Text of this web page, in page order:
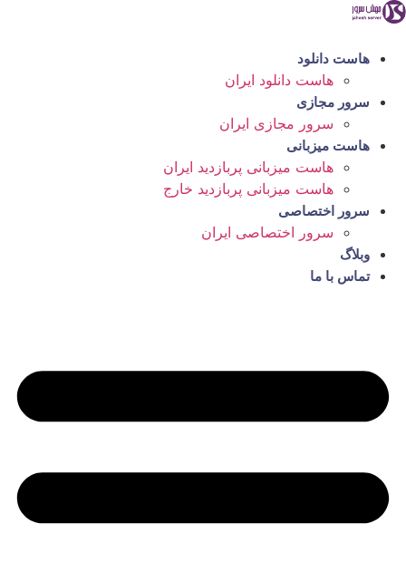
پرش
محتوا
هاست دانلود
هاست دانلود ایران
سرور مجازی
سرور مجازی ایران
هاست میزبانی
هاست میزبانی پربازدید ایران
هاست میزبانی پربازدید خارج
سرور اختصاصی
سرور اختصاصی ایران
وبلاگ
تماس با ما